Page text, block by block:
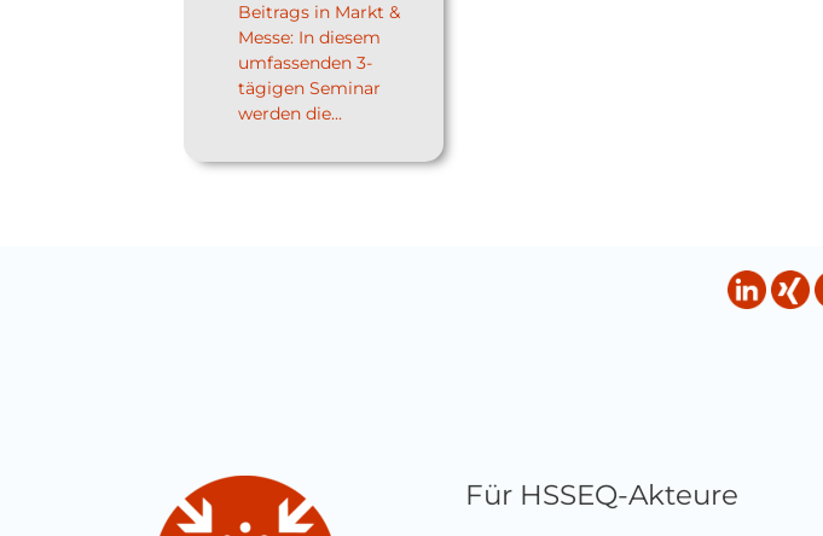
Beitrags in Markt &
Messe: In diesem
umfassenden 3-
tägigen Seminar
werden die...
Für HSSEQ-Akteure